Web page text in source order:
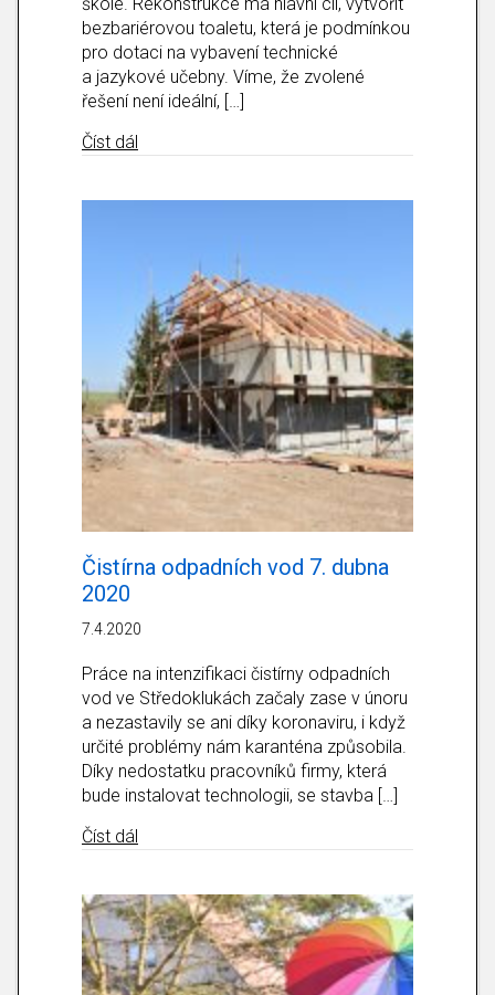
bezbariérovou toaletu, která je podmínkou
pro dotaci na vybavení technické
a jazykové učebny. Víme, že zvolené
řešení není ideální, […]
Číst dál
Čistírna odpadních vod 7. dubna
2020
7.4.2020
Práce na intenzifikaci čistírny odpadních
vod ve Středoklukách začaly zase v únoru
a nezastavily se ani díky koronaviru, i když
určité problémy nám karanténa způsobila.
Díky nedostatku pracovníků firmy, která
bude instalovat technologii, se stavba […]
Číst dál